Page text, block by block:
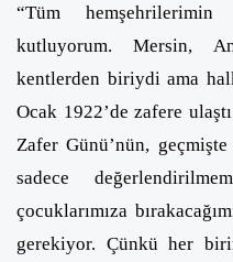
“Tüm
kutluyorum. Mersin,
kentlerden biriydi ama
Ocak 1922’de zafere
Zafer Günü’nün,
sadece
çocuklarımıza
gerekiyor. Çünkü her